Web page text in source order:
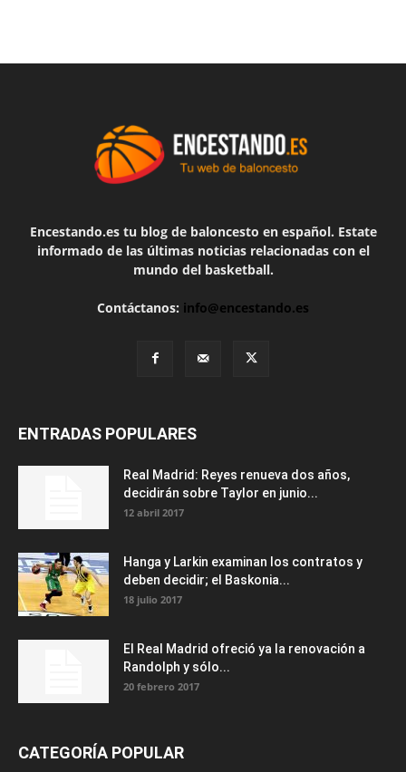
Encestando.es tu blog de baloncesto en español. Estate
informado de las últimas noticias relacionadas con el
mundo del basketball.
Contáctanos: info@encestando.es
ENTRADAS POPULARES
Real Madrid: Reyes renueva dos años,
decidirán sobre Taylor en junio...
12 abril 2017
Hanga y Larkin examinan los contratos y
deben decidir; el Baskonia...
18 julio 2017
El Real Madrid ofreció ya la renovación a
Randolph y sólo...
20 febrero 2017
CATEGORÍA POPULAR